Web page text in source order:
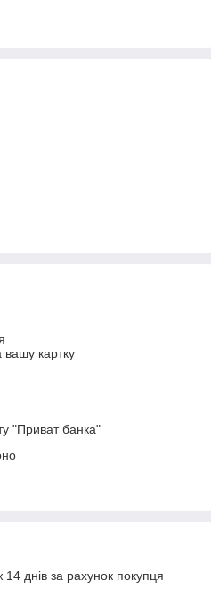
вашу картку
"Приват банка"
днів за рахунок покупця